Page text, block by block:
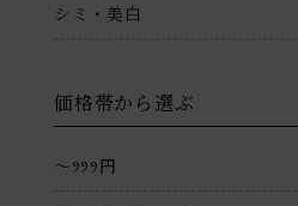
シミ・美白
価格帯から選ぶ
〜999円